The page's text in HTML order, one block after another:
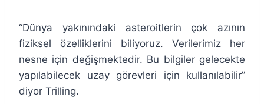
“Dünya yakınındaki asteroitlerin çok azının
fiziksel özelliklerini biliyoruz. Verilerimiz her
nesne için değişmektedir. Bu bilgiler gelecekte
yapılabilecek uzay görevleri için kullanılabilir”
diyor Trilling.